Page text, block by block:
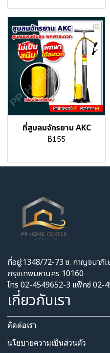
ที่สูบลมจักรยาน AKC
฿155
ที่อยู่:1348/72-73 ซ. กาญจนาภิ
กรุงเทพมหานคร 10160
โทร 02-4549652-3 แฟ็กซ์ 02-
เกี่ยวกับเรา
ติดต่อเรา
นโยบายความเป็นส่วนตัว​